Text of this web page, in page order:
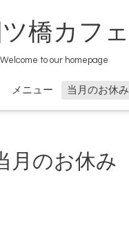
ツ橋カフェ
Welcome to our homepage
メニュー 当月のお休み
月のお休み